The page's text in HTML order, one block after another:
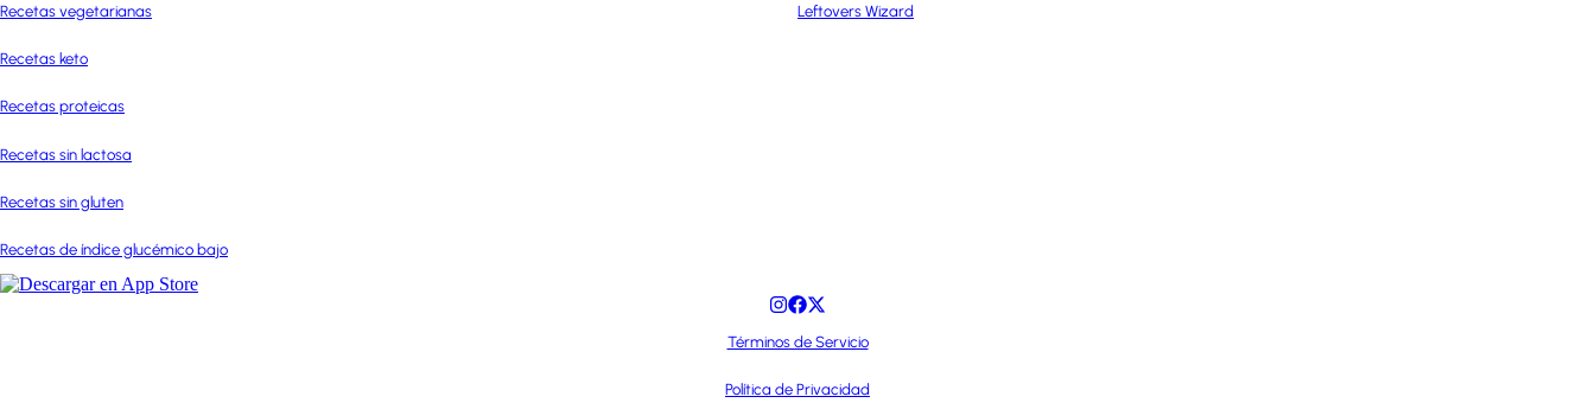
Recetas vegetarianas
Recetas keto
Recetas proteicas
Recetas sin lactosa
Recetas sin gluten
Recetas de índice glucémico bajo
Leftovers Wizard
Términos de Servicio
Política de Privacidad